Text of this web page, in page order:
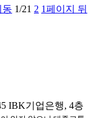
동 1/21 2 1페이지 뒤
IBK기업은행, 4층